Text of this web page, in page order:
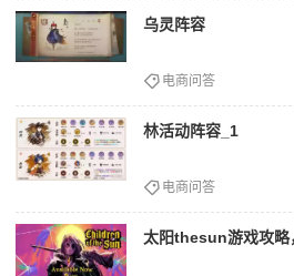
乌灵阵容
电商问答
林活动阵容_1
电商问答
太阳thesun游戏攻略